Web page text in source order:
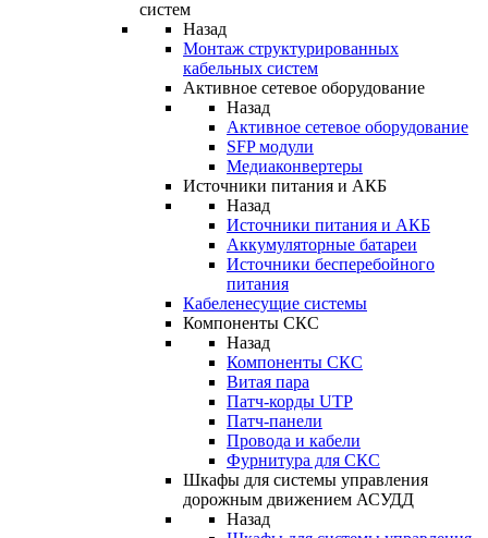
систем
Назад
Монтаж структурированных
кабельных систем
Активное сетевое оборудование
Назад
Активное сетевое оборудование
SFP модули
Медиаконвертеры
Источники питания и АКБ
Назад
Источники питания и АКБ
Аккумуляторные батареи
Источники бесперебойного
питания
Кабеленесущие системы
Компоненты СКС
Назад
Компоненты СКС
Витая пара
Патч-корды UTP
Патч-панели
Провода и кабели
Фурнитура для СКС
Шкафы для системы управления
дорожным движением АСУДД
Назад